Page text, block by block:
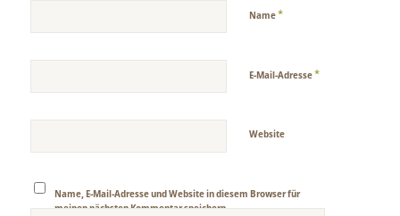
Name*
E-Mail-Adresse*
Website
Name, E-Mail-Adresse und Website in diesem Browser für
meinen nächsten Kommentar speichern.